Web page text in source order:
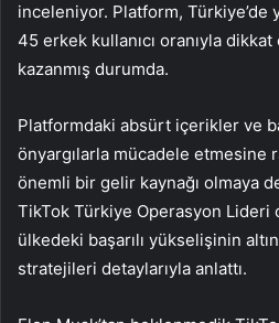
inceleniyor. Platform, Türkiye’de
45 erkek kullanıcı oranıyla
kazanmış durumda.
Platformdaki absürt içerikler ve
önyargılarla mücadele etmesine
önemli bir gelir kaynağı olmaya
TikTok Türkiye Operasyon Lideri
ülkedeki başarılı yükselişinin
stratejileri detaylarıyla anlattı.